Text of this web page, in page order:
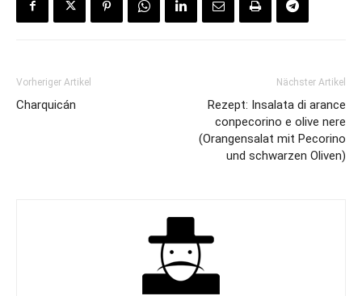
Vorheriger Artikel
Charquicán
Nächster Artikel
Rezept: Insalata di arance
conpecorino e olive nere
(Orangensalat mit Pecorino
und schwarzen Oliven)